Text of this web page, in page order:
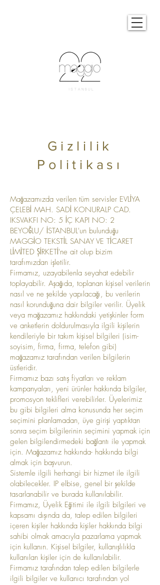
Gizlilik
Politikası
Mağazamızda verilen tüm servisler EVLİYA
ÇELEBİ MAH. SADİ KONURALP CAD.
IKSVAKFI NO: 5 İÇ KAPI NO: 2
BEYOĞLU/ İSTANBUL'un bulunduğu
MAGGİO TEKSTİL SANAY VE TİCARET
LİMİTED ŞİRKETİ'ne ait olup bizim
tarafımızdan işletilir.
Firmamız, uzayabilenla seyahat edebilir
toplayabilir. Aşağıda, toplanan kişisel verilerin
nasıl ve ne şekilde yapılacağı, bu verilerin
nasıl korunduğuna dair bilgiler verilir. Üyelik
veya mağazamız hakkındaki yetişkinler form
ve anketlerin doldurulmasıyla ilgili kişilerin
kendileriyle bir takım kişisel bilgileri (isim-
soyisim, firma, firma, telefon gibi)
mağazamız tarafından verilen bilgilerin
üstleridir.
Firmamız bazı satış fiyatları ve reklam
kampanyaları, yeni ürünler hakkında bilgiler,
promosyon teklifleri verebilirler. Üyelerimiz
bu gibi bilgileri alma konusunda her seçim
seçimini planlamadan, üye girişi yaptıktan
sonra seçim bilgilerinin seçimini yapmak için
gelen bilgilendirmedeki bağlantı ile yapmak
için. Mağazamız hakkında- hakkında bilgi
almak için başvurun.
Sistemle ilgili herhangi bir hizmet ile ilgili
olabilecekler. IP elbise, genel bir şekilde
tasarlanabilir ve burada kullanılabilir.
Firmamız, Üyelik Eğitimi ile ilgili bilgileri ve
kapsamı dışında da, talep edilen bilgileri
içeren kişiler hakkında kişiler hakkında bilgi
sahibi olmak amacıyla pazarlama yapmak
için kullanın. Kişisel bilgiler, kullanışlılıkla
kullanılan kişiler için de kullanılabilir.
Firmamız tarafından talep edilen bilgilerle
ilgili bilgiler ve kullanıcı tarafından yol